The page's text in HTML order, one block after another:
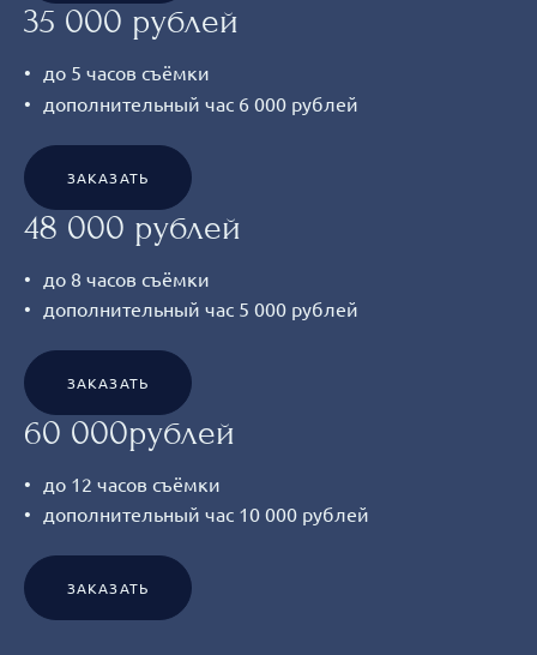
35 000 рублей
до 5 часов съёмки
дополнительный час 6 000 рублей
ЗАКАЗАТЬ
48 000 рублей
до 8 часов съёмки
дополнительный час 5 000 рублей
ЗАКАЗАТЬ
60 000рублей
до 12 часов съёмки
дополнительный час 10 000 рублей
ЗАКАЗАТЬ